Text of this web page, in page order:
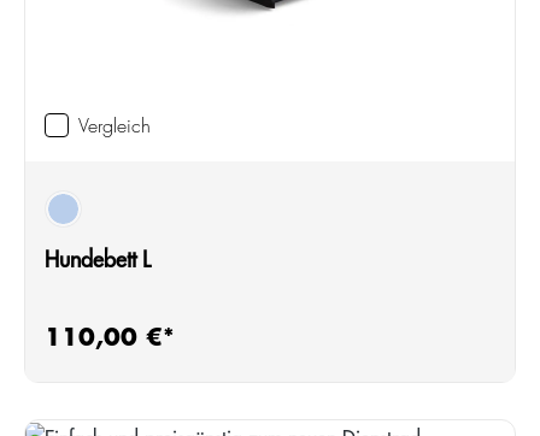
Vergleich
blau
Hundebett L
Regulärer Preis:
110,00 €*